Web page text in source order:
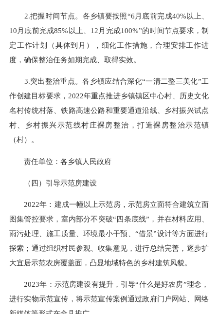
2.把握时间节点。各乡镇要按照“6月底前完成40%以上、
10月底前完成85%以上、12月完成100%”的时间节点要求，制
定工作计划（具体到月），细化工作措施，合理安排工作进
度，确保整治任务如期完成、取得实效。
3.突出整治重点。各乡镇应结合深化“一清二整三美化”工
作创建目标要求，2022年重点推进乡镇镇区中心村、历史文化
名村传统村落、铁路高速公路和重要通道沿线、乡村振兴试点
村、乡村振兴示范线村庄裸房整治，打造裸房整治示范镇
（村）。
责任单位：各乡镇人民政府
（四）引导示范房建设
2022年：建成一幢以上示范房，示范房立面符合建筑立面
图集管控要求，室内部分不突破“四条底线”，并在材料应用、
雨污处理、施工质量、环境最小干预、“借景”设计等方面进行
探索；通过组织村民参观、收集意见，进行总结完善，逐步扩
大宜居示范农房覆盖面，凸显地域特色的乡村建筑风貌。
2023年：示范房建设有提升，引导“什么是好农房”理念，
进行实物示范宣传，将示范宣传案例通过政府门户网站、网络